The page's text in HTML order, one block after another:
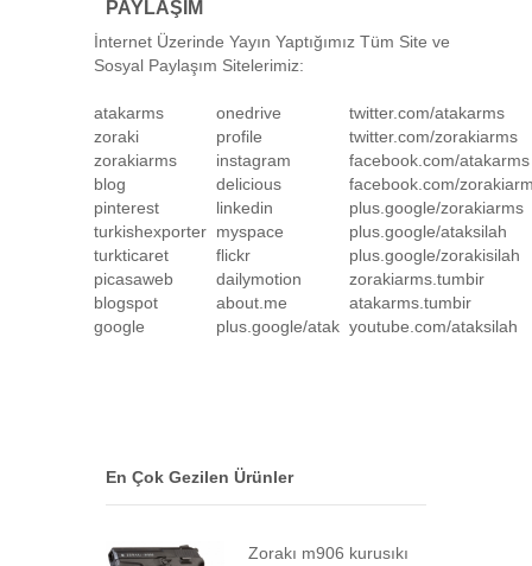
PAYLAŞIM
İnternet Üzerinde Yayın Yaptığımız Tüm Site ve
Sosyal Paylaşım Sitelerimiz:
atakarms onedrive
twitter.com/atakarms
zoraki
profile
twitter.com/zorakiarms
zorakiarms
instagram
facebook.com/atakarms
blog
delicious
facebook.com/
pinterest
linkedin
plus.google/zorakiarms
turkishexporter myspace
plus.google/ataksilah
turkticaret
flickr
plus.google/zorakisilah
picasaweb
dailymotion
zorakiarms.tumbir
blogspot
about.me
atakarms.tumbir
google
plus.google/atak youtube.com/ataksilah
En Çok Gezilen Ürünler
Zorakı m906 kurusıkı